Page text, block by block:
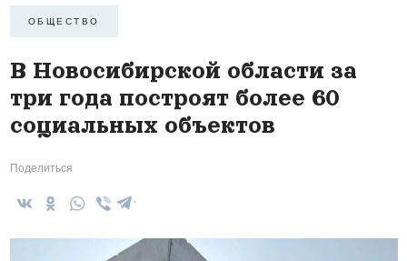
ОБЩЕСТВО
В Новосибирской области за
три года построят более 60
социальных объектов
Поделиться